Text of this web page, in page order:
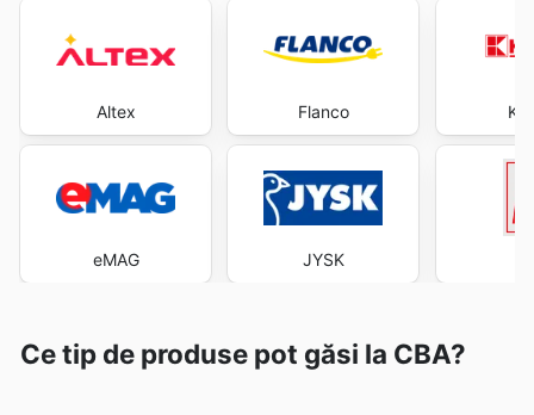
Altex
eMAG
Flanco
JYSK
Ce tip de produse pot găsi la CBA?